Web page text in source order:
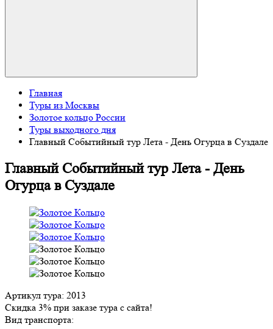
Главная
Туры из Москвы
Золотое кольцо России
Туры выходного дня
Главный Событийный тур Лета - День Огурца в Суздале
Главный Событийный тур Лета - День
Огурца в Суздале
Артикул тура: 2013
Скидка 3% при заказе тура с сайта!
Вид транспорта: